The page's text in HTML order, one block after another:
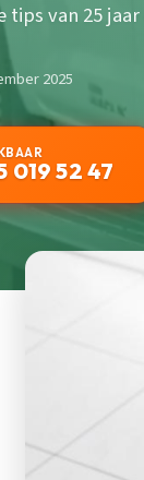
tips van 25
2025
019 52 47